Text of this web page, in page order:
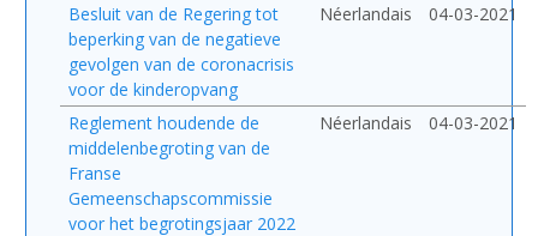
Besluit van de Regering tot
beperking van de negatieve
gevolgen van de coronacrisis
voor de kinderopvang
Néerlandais 04-03-2021
Reglement houdende de
middelenbegroting van de
Franse
Gemeenschapscommissie
voor het begrotingsjaar 2022
Néerlandais 04-03-2021